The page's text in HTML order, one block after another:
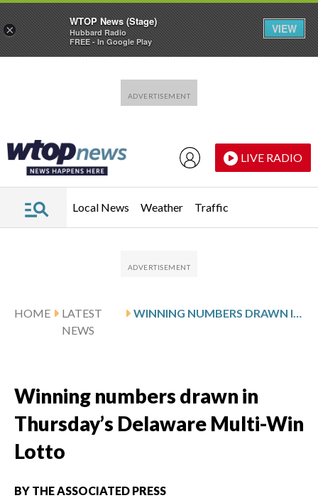
LIVE RADIO
Local News Weather Traffic
HOME
LATEST
NEWS
WINNING NUMBERS DRAWN IN THURSDAY’S DELAWARE MULTI-WIN LOTTO
Winning numbers drawn in
Thursday’s Delaware Multi-Win
Lotto
BY THE ASSOCIATED PRESS
×
WTOP News (Stage)
Hubbard Radio
FREE - In Google Play
VIEW